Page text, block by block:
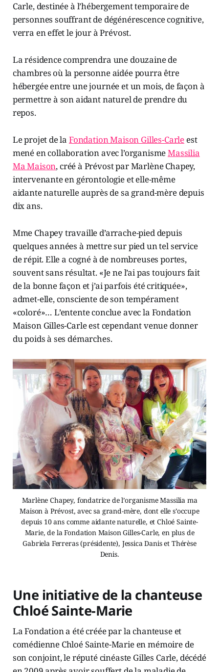
Carle, destinée à l’hébergement temporaire de
personnes souffrant de dégénérescence cognitive,
verra en effet le jour à Prévost.
La résidence comprendra une douzaine de
chambres où la personne aidée pourra être
hébergée entre une journée et un mois, de façon à
permettre à son aidant naturel de prendre du
repos.
Le projet de la Fondation Maison Gilles-Carle est
mené en collaboration avec l’organismeMassilia
Ma Maison, créé à Prévost par Marlène Chapey,
intervenante en gérontologie et elle-même
aidante naturelle auprès de sa grand-mère depuis
dix ans.
Mme Chapey travaille d’arrache-pied depuis
quelques années à mettre sur pied un tel service
de répit. Elle a cogné à de nombreuses portes,
souvent sans résultat. «Je ne l’ai pas toujours fait
de la bonne façon et j’ai parfois été critiquée»,
admet-elle, consciente de son tempérament
«coloré»… L’entente conclue avec la Fondation
Maison Gilles-Carle est cependant venue donner
du poids à ses démarches.
Marlène Chapey, fondatrice de l’organisme Massilia ma
Maison à Prévost, avec sa grand-mère, dont elle s’occupe
depuis 10 ans comme aidante naturelle, et Chloé Sainte-
Marie, de la Fondation Maison Gilles-Carle, en plus de
Gabriela Ferreras (présidente), Jessica Danis et Thérèse
Denis.
Une initiative de la chanteuse
Chloé Sainte-Marie
La Fondation a été créée par la chanteuse et
comédienne Chloé Sainte-Marie en mémoire de
son conjoint, le réputé cinéaste Gilles Carle, décédé